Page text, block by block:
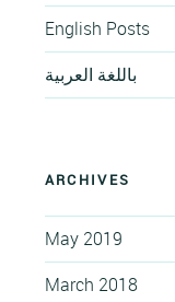
English Posts
باللغة العربية
ARCHIVES
May 2019
March 2018